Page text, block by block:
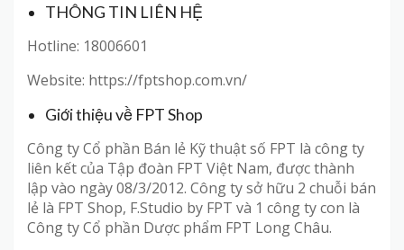
THÔNG TIN LIÊN HỆ
Hotline: 18006601
Website: https://fptshop.com.vn/
Giới thiệu về FPT Shop
Công ty Cổ phần Bán lẻ Kỹ thuật số FPT là công ty
liên kết của Tập đoàn FPT Việt Nam, được thành
lập vào ngày 08/3/2012. Công ty sở hữu 2 chuỗi bán
lẻ là FPT Shop, F.Studio by FPT và 1 công ty con là
Công ty Cổ phần Dược phẩm FPT Long Châu.